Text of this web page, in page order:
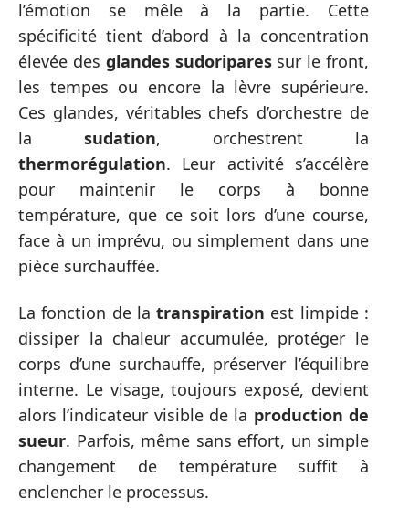
l’émotion se mêle à la partie. Cette
spécificité tient d’abord à la concentration
élevée des glandes sudoriparessur le front,
les tempes ou encore la lèvre supérieure.
Ces glandes, véritables chefs d’orchestre de
la sudation, orchestrent la
thermorégulation. Leur activité s’accélère
pour maintenir le corps à bonne
température, que ce soit lors d’une course,
face à un imprévu, ou simplement dans une
pièce surchauffée.
La fonction de latranspiration est limpide :
dissiper la chaleur accumulée, protéger le
corps d’une surchauffe, préserver l’équilibre
interne. Le visage, toujours exposé, devient
alors l’indicateur visible de la production de
sueur. Parfois, même sans effort, un simple
changement de température suffit à
enclencher le processus.